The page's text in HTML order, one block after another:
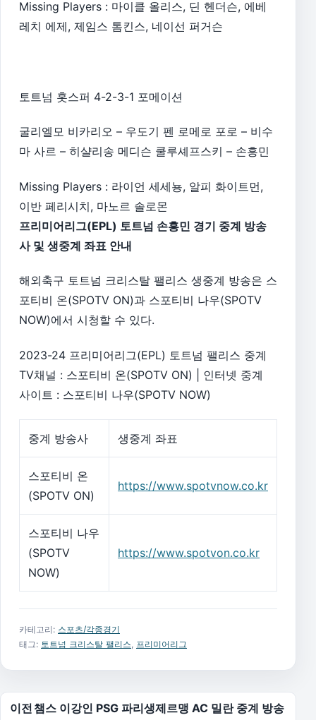
Missing Players : 마이클 올리스, 딘 헨더슨, 에베
레치 에제, 제임스 톰킨스, 네이선 퍼거슨
토트넘 홋스퍼 4-2-3-1 포메이션
굴리엘모 비카리오 – 우도기 펜 로메로 포로 – 비수
마 사르 – 히샬리송 메디슨 쿨루셰프스키 – 손흥민
Missing Players : 라이언 세세뇽, 알피 화이트먼,
이반 페리시치, 마노르 솔로몬
프리미어리그(EPL) 토트넘 손흥민 경기 중계 방송
사 및 생중계 좌표 안내
해외축구 토트넘 크리스탈 팰리스 생중계 방송은 스
포티비 온(SPOTV ON)과 스포티비 나우(SPOTV
NOW)에서 시청할 수 있다.
2023-24 프리미어리그(EPL) 토트넘 팰리스 중계
TV채널 : 스포티비 온(SPOTV ON) | 인터넷 중계
사이트 : 스포티비 나우(SPOTV NOW)
중계 방송사 생중계 좌표
스포티비 온
(SPOTV ON)
https://www.spotvnow.co.kr
스포티비 나우
(SPOTV
NOW)
https://www.spotvon.co.kr
카테고리: 스포츠/각종경기
태그: 토트넘 크리스탈 팰리스, 프리미어리그
글 탐색
이전챔스 이강인 PSG 파리생제르맹 AC 밀란 중계 방송